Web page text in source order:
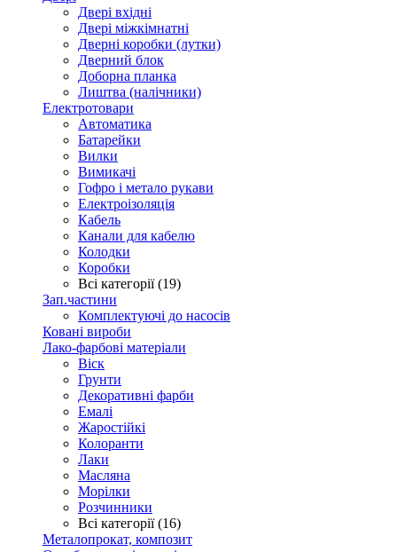
Двері вхідні
Двері міжкімнатні
Дверні коробки (лутки)
Дверний блок
Доборна планка
Лиштва (налічники)
Електротовари
Автоматика
Батарейки
Вилки
Вимикачі
Гофро і метало рукави
Електроізоляція
Кабель
Канали для кабелю
Колодки
Коробки
Всі категорії (19)
Зап.частини
Комплектуючі до насосів
Ковані вироби
Лако-фарбові матеріали
Віск
Грунти
Декоративні фарби
Емалі
Жаростійкі
Колоранти
Лаки
Масляна
Морілки
Розчинники
Всі категорії (16)
Металопрокат, композит